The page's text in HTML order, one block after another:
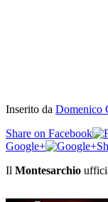
Inserito da Domenico
Share on Facebook
Google+
Il Montesarchio